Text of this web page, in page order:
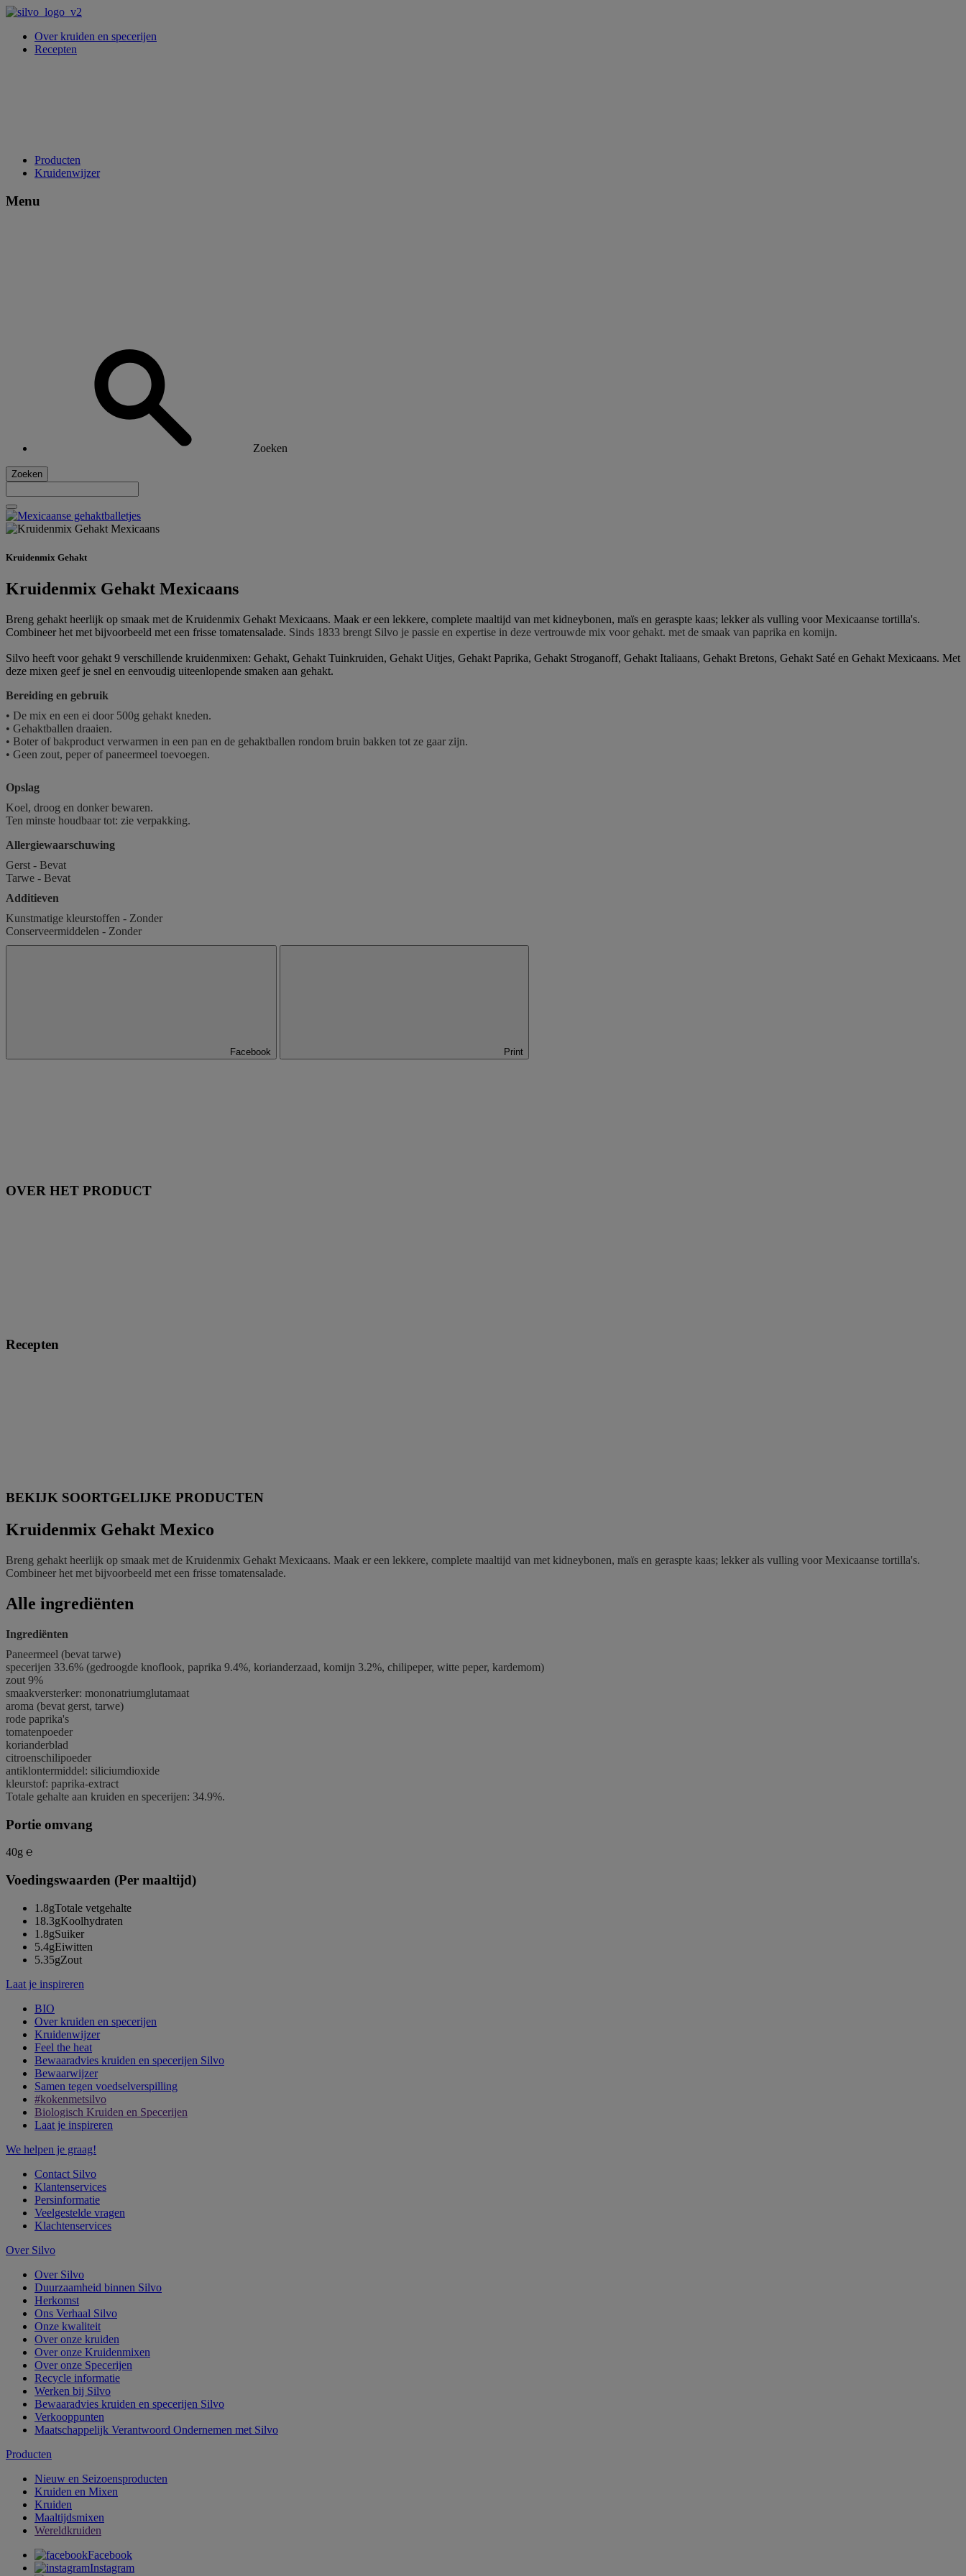
Over kruiden en specerijen
Recepten
Producten
Kruidenwijzer
Menu
Zoeken
Zoeken
Kruidenmix Gehakt
Kruidenmix Gehakt Mexicaans
Breng gehakt heerlijk op smaak met de Kruidenmix Gehakt Mexicaans. Maak er een lekkere, complete maaltijd van met kidneybonen, maïs en geraspte kaas; lekker als vulling voor Mexicaanse tortilla's.
Combineer het met bijvoorbeeld met een frisse tomatensalade. Sinds 1833 brengt Silvo je passie en expertise in deze vertrouwde mix voor gehakt. met de smaak van paprika en komijn.
Silvo heeft voor gehakt 9 verschillende kruidenmixen: Gehakt, Gehakt Tuinkruiden, Gehakt Uitjes, Gehakt Paprika, Gehakt Stroganoff, Gehakt Italiaans, Gehakt Bretons, Gehakt Saté en Gehakt Mexicaans. Met
deze mixen geef je snel en eenvoudig uiteenlopende smaken aan gehakt.
Bereiding en gebruik
• De mix en een ei door 500g gehakt kneden.
• Gehaktballen draaien.
• Boter of bakproduct verwarmen in een pan en de gehaktballen rondom bruin bakken tot ze gaar zijn.
• Geen zout, peper of paneermeel toevoegen.
Opslag
Koel, droog en donker bewaren.
Ten minste houdbaar tot: zie verpakking.
Allergiewaarschuwing
Gerst - Bevat
Tarwe - Bevat
Additieven
Kunstmatige kleurstoffen - Zonder
Conserveermiddelen - Zonder
Facebook Print
OVER HET PRODUCT
Recepten
BEKIJK SOORTGELIJKE PRODUCTEN
Kruidenmix Gehakt Mexico
Breng gehakt heerlijk op smaak met de Kruidenmix Gehakt Mexicaans. Maak er een lekkere, complete maaltijd van met kidneybonen, maïs en geraspte kaas; lekker als vulling voor Mexicaanse tortilla's.
Combineer het met bijvoorbeeld met een frisse tomatensalade.
Alle ingrediënten
Ingrediënten
Paneermeel (bevat tarwe)
specerijen 33.6% (gedroogde knoflook, paprika 9.4%, korianderzaad, komijn 3.2%, chilipeper, witte peper, kardemom)
zout 9%
smaakversterker: mononatriumglutamaat
aroma (bevat gerst, tarwe)
rode paprika's
tomatenpoeder
korianderblad
citroenschilipoeder
antiklontermiddel: siliciumdioxide
kleurstof: paprika-extract
Totale gehalte aan kruiden en specerijen: 34.9%.
Portie omvang
40g ℮
Voedingswaarden (Per maaltijd)
1.8gTotale vetgehalte
18.3gKoolhydraten
1.8gSuiker
5.4gEiwitten
5.35gZout
Laat je inspireren
BIO
Over kruiden en specerijen
Kruidenwijzer
Feel the heat
Bewaaradvies kruiden en specerijen Silvo
Bewaarwijzer
Samen tegen voedselverspilling
#kokenmetsilvo
Biologisch Kruiden en Specerijen
Laat je inspireren
We helpen je graag!
Contact Silvo
Klantenservices
Persinformatie
Veelgestelde vragen
Klachtenservices
Over Silvo
Over Silvo
Duurzaamheid binnen Silvo
Herkomst
Ons Verhaal Silvo
Onze kwaliteit
Over onze kruiden
Over onze Kruidenmixen
Over onze Specerijen
Recycle informatie
Werken bij Silvo
Bewaaradvies kruiden en specerijen Silvo
Verkooppunten
Maatschappelijk Verantwoord Ondernemen met Silvo
Producten
Nieuw en Seizoensproducten
Kruiden en Mixen
Kruiden
Maaltijdsmixen
Wereldkruiden
Facebook
Instagram